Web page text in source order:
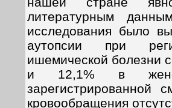
литературным
исследования было
аутопсии при
ишемической болезни
и 12,1% в
зарегистрированной
кровообращения